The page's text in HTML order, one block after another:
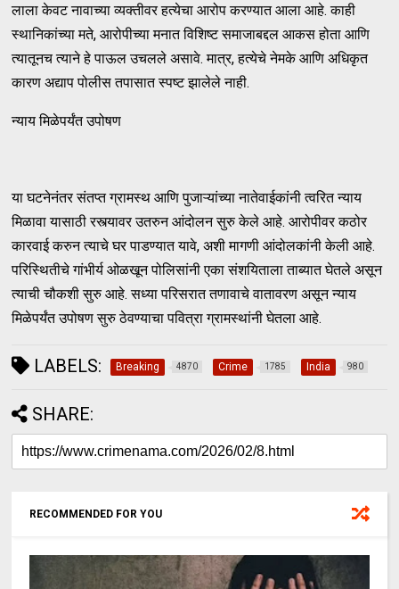
लाला केवट नावाच्या व्यक्तीवर हत्येचा आरोप करण्यात आला आहे. काही
स्थानिकांच्या मते, आरोपीच्या मनात विशिष्ट समाजाबद्दल आकस होता आणि
त्यातूनच त्याने हे पाऊल उचलले असावे. मात्र, हत्येचे नेमके आणि अधिकृत
कारण अद्याप पोलीस तपासात स्पष्ट झालेले नाही.
न्याय मिळेपर्यंत उपोषण
या घटनेनंतर संतप्त ग्रामस्थ आणि पुजाऱ्यांच्या नातेवाईकांनी त्वरित न्याय
मिळावा यासाठी रस्त्यावर उतरुन आंदोलन सुरु केले आहे. आरोपीवर कठोर
कारवाई करुन त्याचे घर पाडण्यात यावे, अशी मागणी आंदोलकांनी केली आहे.
परिस्थितीचे गांभीर्य ओळखून पोलिसांनी एका संशयिताला ताब्यात घेतले असून
त्याची चौकशी सुरु आहे. सध्या परिसरात तणावाचे वातावरण असून न्याय
मिळेपर्यंत उपोषण सुरु ठेवण्याचा पवित्रा ग्रामस्थांनी घेतला आहे.
LABELS: Breaking 4870 Crime 1785 India 980
SHARE:
RECOMMENDED FOR YOU